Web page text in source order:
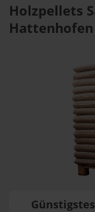
Holzpellets
Hattenhofen